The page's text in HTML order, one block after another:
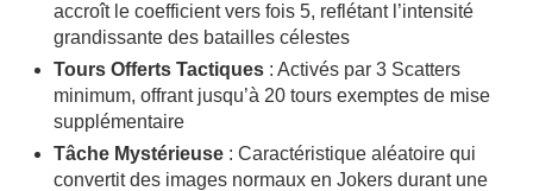
accroît le coefficient vers fois 5, reflétant l’intensité
grandissante des batailles célestes
Tours Offerts Tactiques : Activés par 3 Scatters
minimum, offrant jusqu’à 20 tours exemptes de mise
supplémentaire
Tâche Mystérieuse : Caractéristique aléatoire qui
convertit des images normaux en Jokers durant une